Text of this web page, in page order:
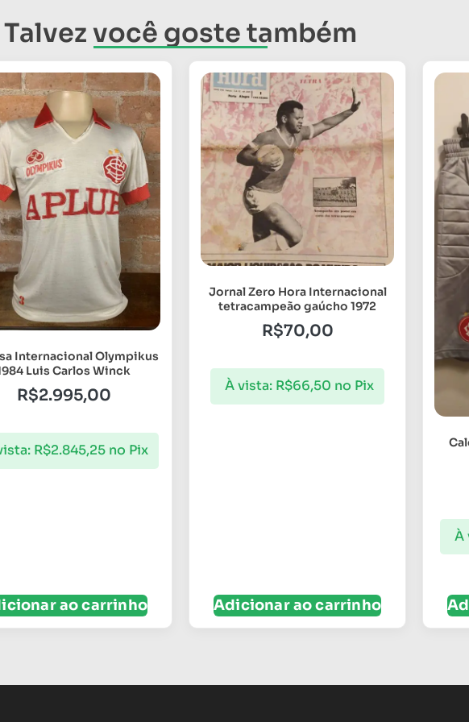
Talvez você goste também
Internacional Olympikus
Luis Carlos Winck
R$2.995,00
R$2.845,25 no Pix
ao carrinho
Jornal Zero Hora Internacional
tetracampeão gaúcho 1972
R$70,00
À vista: R$66,50 no Pix
Adicionar ao carrinho
À